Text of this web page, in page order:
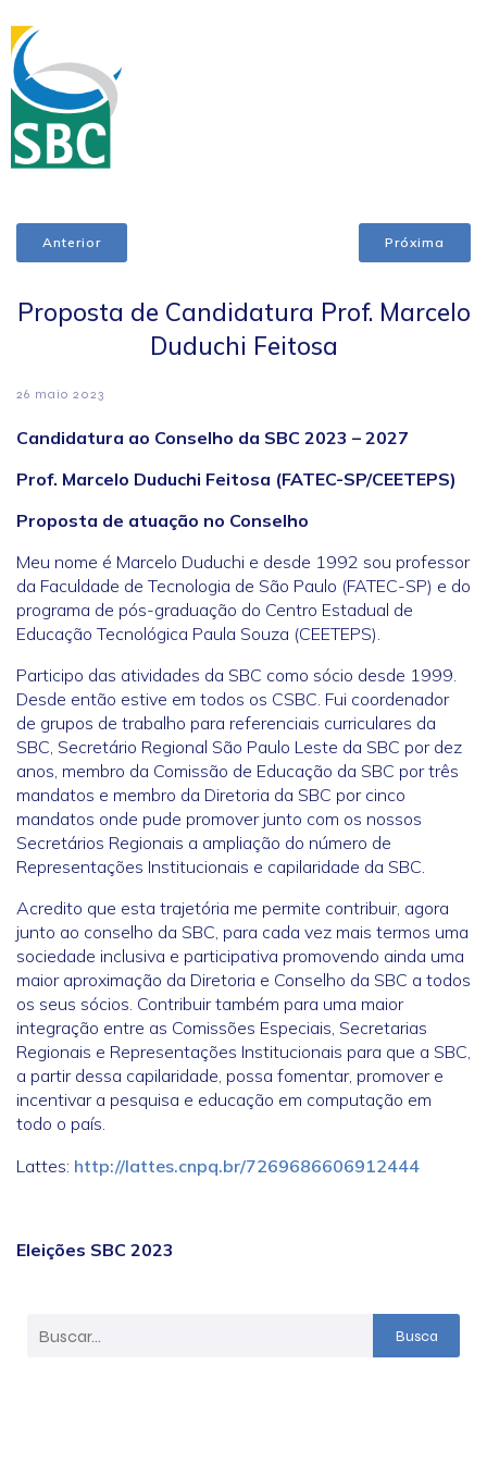
Anterior Próxima
Proposta de Candidatura Prof. Marcelo
Duduchi Feitosa
26 maio 2023
Candidatura ao Conselho da SBC 2023 – 2027
Prof. Marcelo Duduchi Feitosa (FATEC-SP/CEETEPS)
Proposta de atuação no Conselho
Meu nome é Marcelo Duduchi e desde 1992 sou professor
da Faculdade de Tecnologia de São Paulo (FATEC-SP) e do
programa de pós-graduação do Centro Estadual de
Educação Tecnológica Paula Souza (CEETEPS).
Participo das atividades da SBC como sócio desde 1999.
Desde então estive em todos os CSBC. Fui coordenador
de grupos de trabalho para referenciais curriculares da
SBC, Secretário Regional São Paulo Leste da SBC por dez
anos, membro da Comissão de Educação da SBC por três
mandatos e membro da Diretoria da SBC por cinco
mandatos onde pude promover junto com os nossos
Secretários Regionais a ampliação do número de
Representações Institucionais e capilaridade da SBC.
Acredito que esta trajetória me permite contribuir, agora
junto ao conselho da SBC, para cada vez mais termos uma
sociedade inclusiva e participativa promovendo ainda uma
maior aproximação da Diretoria e Conselho da SBC a todos
os seus sócios. Contribuir também para uma maior
integração entre as Comissões Especiais, Secretarias
Regionais e Representações Institucionais para que a SBC,
a partir dessa capilaridade, possa fomentar, promover e
incentivar a pesquisa e educação em computação em
todo o país.
Lattes: http://lattes.cnpq.br/7269686606912444
Eleições SBC 2023
Busca